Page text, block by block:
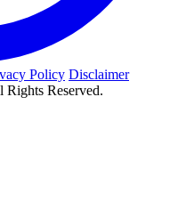
Policy Disclaimer
Reserved.